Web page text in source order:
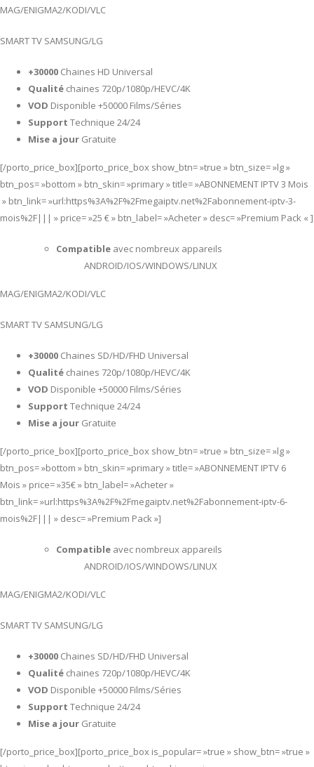
MAG/ENIGMA2/KODI/VLC
SMART TV SAMSUNG/LG
+30000 Chaines HD Universal
Qualité chaines 720p/1080p/HEVC/4K
VOD Disponible +50000 Films/Séries
Support Technique 24/24
Mise a jour Gratuite
[/porto_price_box][porto_price_box show_btn= »true » btn_size= »lg »
btn_pos= »bottom » btn_skin= »primary » title= »ABONNEMENT IPTV 3 Mois
» btn_link= »url:https%3A%2F%2Fmegaiptv.net%2Fabonnement-iptv-3-
mois%2F||| » price= »25 € » btn_label= »Acheter » desc= »Premium Pack « ]
Compatible avec nombreux appareils
ANDROID/IOS/WINDOWS/LINUX
MAG/ENIGMA2/KODI/VLC
SMART TV SAMSUNG/LG
+30000 Chaines SD/HD/FHD Universal
Qualité chaines 720p/1080p/HEVC/4K
VOD Disponible +50000 Films/Séries
Support Technique 24/24
Mise a jour Gratuite
[/porto_price_box][porto_price_box show_btn= »true » btn_size= »lg »
btn_pos= »bottom » btn_skin= »primary » title= »ABONNEMENT IPTV 6
Mois » price= »35€ » btn_label= »Acheter »
btn_link= »url:https%3A%2F%2Fmegaiptv.net%2Fabonnement-iptv-6-
mois%2F||| » desc= »Premium Pack »]
Compatible avec nombreux appareils
ANDROID/IOS/WINDOWS/LINUX
MAG/ENIGMA2/KODI/VLC
SMART TV SAMSUNG/LG
+30000 Chaines SD/HD/FHD Universal
Qualité chaines 720p/1080p/HEVC/4K
VOD Disponible +50000 Films/Séries
Support Technique 24/24
Mise a jour Gratuite
[/porto_price_box][porto_price_box is_popular= »true » show_btn= »true »